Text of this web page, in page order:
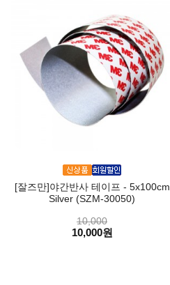
[잘즈만]야간반사 테이프 - 5x100cm
Silver (SZM-30050)
10,000
10,000원